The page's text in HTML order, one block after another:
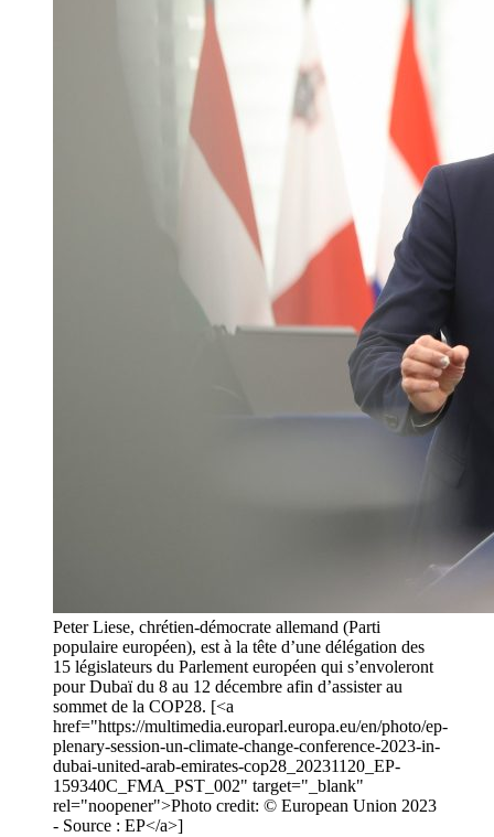
Peter Liese, chrétien-démocrate allemand (Parti
populaire européen), est à la tête d’une délégation des
15 législateurs du Parlement européen qui s’envoleront
pour Dubaï du 8 au 12 décembre afin d’assister au
sommet de la COP28. [<a
href="https://multimedia.europarl.europa.eu/en/photo/ep-
plenary-session-un-climate-change-conference-2023-in-
dubai-united-arab-emirates-cop28_20231120_EP-
159340C_FMA_PST_002" target="_blank"
rel="noopener">Photo credit: © European Union 2023
- Source : EP</a>]